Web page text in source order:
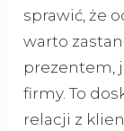
sprawić, że
warto
prezentem,
firmy. To
relacji z